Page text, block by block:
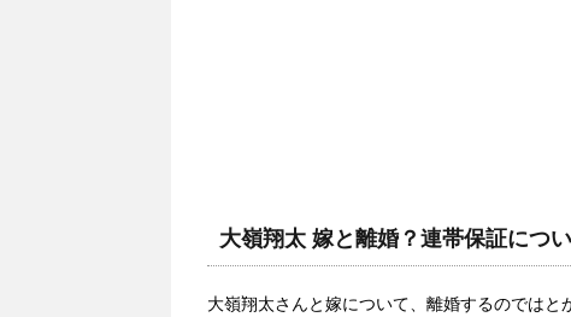
大嶺翔太 嫁と離婚？連帯保証につ
大嶺翔太さんと嫁について、離婚するのでは